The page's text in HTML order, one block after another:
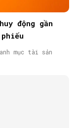
động gần
mục tài sản